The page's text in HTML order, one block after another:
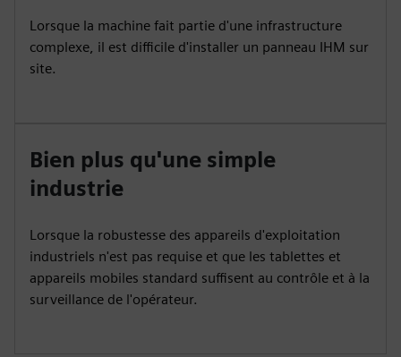
Lorsque la machine fait partie d'une infrastructure
complexe, il est difficile d'installer un panneau IHM sur
site.
Bien plus qu'une simple
industrie
Lorsque la robustesse des appareils d'exploitation
industriels n'est pas requise et que les tablettes et
appareils mobiles standard suffisent au contrôle et à la
surveillance de l'opérateur.